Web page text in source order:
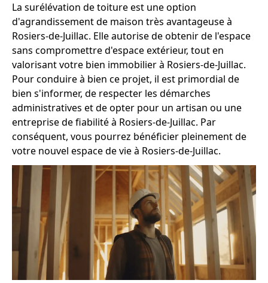
La surélévation de toiture est une option
d'agrandissement de maison très avantageuse à
Rosiers-de-Juillac. Elle autorise de obtenir de l'espace
sans compromettre d'espace extérieur, tout en
valorisant votre bien immobilier à Rosiers-de-Juillac.
Pour conduire à bien ce projet, il est primordial de
bien s'informer, de respecter les démarches
administratives et de opter pour un artisan ou une
entreprise de fiabilité à Rosiers-de-Juillac. Par
conséquent, vous pourrez bénéficier pleinement de
votre nouvel espace de vie à Rosiers-de-Juillac.